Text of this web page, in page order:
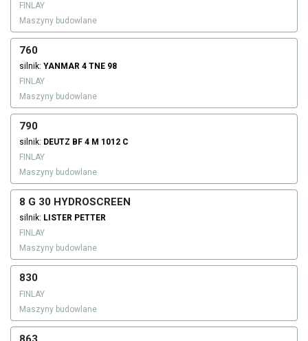
FINLAY
Maszyny budowlane
760
silnik: YANMAR 4 TNE 98
FINLAY
Maszyny budowlane
790
silnik: DEUTZ BF 4 M 1012 C
FINLAY
Maszyny budowlane
8 G 30 HYDROSCREEN
silnik: LISTER PETTER
FINLAY
Maszyny budowlane
830
FINLAY
Maszyny budowlane